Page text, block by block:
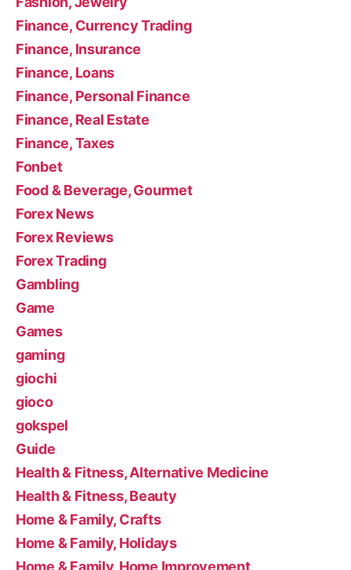
Finance, Currency Trading
Finance, Insurance
Finance, Loans
Finance, Personal Finance
Finance, Real Estate
Finance, Taxes
Fonbet
Food & Beverage, Gourmet
Forex News
Forex Reviews
Forex Trading
Gambling
Game
Games
gaming
giochi
gioco
gokspel
Guide
Health & Fitness, Alternative Medicine
Health & Fitness, Beauty
Home & Family, Crafts
Home & Family, Holidays
Home & Family, Home Improvement